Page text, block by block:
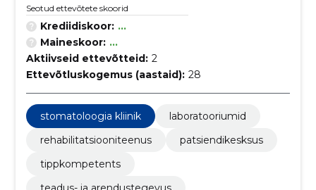
Seotud ettevõtete skoorid
Krediidiskoor: ...
Maineskoor: ...
Aktiivseid ettevõtteid: 2
Ettevõtluskogemus (aastaid): 28
stomatoloogia kliinik
laboratooriumid
rehabilitatsiooniteenus
patsiendikesksus
tippkompetents